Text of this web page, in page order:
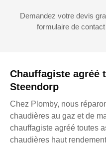
Chauffagiste agréé
Steendorp
Chez Plomby, nous
chaudières au gaz et de
chauffagiste agréé toutes
chaudières haut
Demandez votre devis
formulaire de